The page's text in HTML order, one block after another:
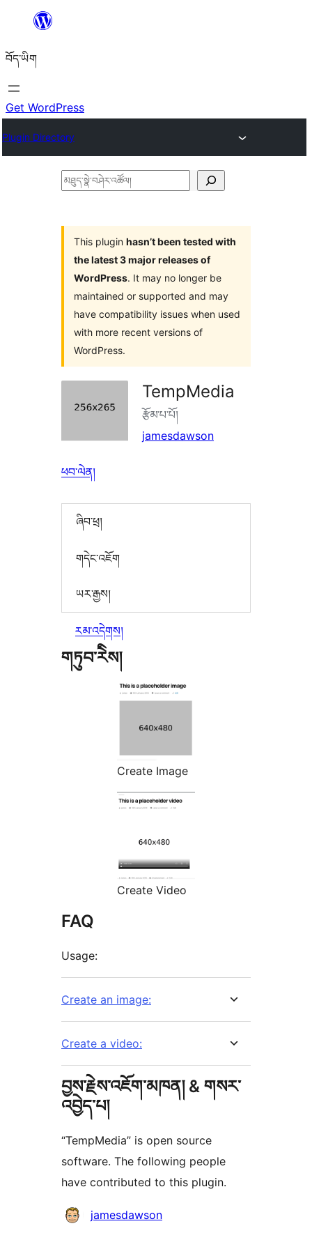
content
བོད་ཡིག
Get WordPress
Plugin Directory
མཐུད་
འཚོལ།
This plugin hasn’t been tested with
the latest 3 major releases of
WordPress. It may no longer be
maintained or supported and may
have compatibility issues when used
with more recent versions of
WordPress.
TempMedia
རྩོམ་པ་པོ།
jamesdawson
ཕབ་ལེན།
ཞིབ་ཕྲ།
གདེང་འཇོག
ཡར་རྒྱས།
རམ་འདེགས།
གཏུབ་རེིས།
Create Image
Create Video
FAQ
Usage:
Create an image:
Create a video:
བྱས་རྗེས་འཇོག་མཁན། & གསར་
འབྱེད་པ།
“TempMedia” is open source
software. The following people
have contributed to this plugin.
བྱས་
jamesdawson